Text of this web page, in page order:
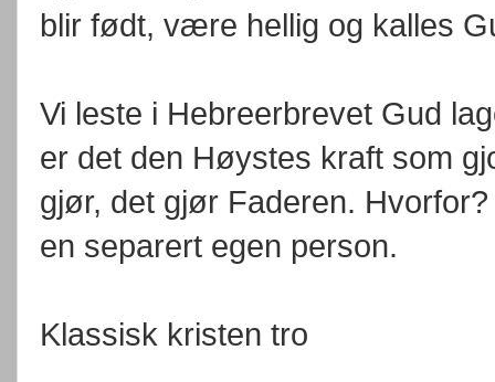
blir født, være hellig og kalles
Vi leste i Hebreerbrevet Gud
er det den Høystes kraft som
gjør, det gjør Faderen.
en separert egen person.
Klassisk kristen tro